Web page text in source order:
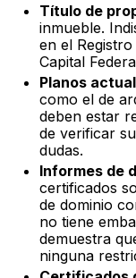
Título de
inmueble.
en el
Capital
Planos
como el de
deben estar
de verificar
dudas.
Informes de
certificados
de dominio
no tiene
demuestra
ninguna